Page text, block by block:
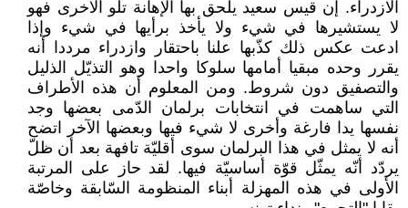
الازدراء. إن قيس سعيد يلحق بها الإهانة تلو الأخرى فهو
لا يستشيرها في شيء ولا يأخذ برأيها في شيء وإذا
ادعت عكس ذلك كذّبها علنا باحتقار وازدراء مرددا أنه
يقرر وحده مبقيا أمامها سلوكا واحدا وهو التذيّل الذليل
والتصفيق دون شروط. ومن المعلوم أن هذه الأطراف
التي ساهمت في انتخابات برلمان الدّمى بعضها وجد
نفسها يدا فارغة وأخرى لا شيء فيها وبعضها الآخر اتضح
أنه لا يمثل في هذا البرلمان سوى أقليّة تافهة بعد أن ظلّ
يردّد أنّه يمثّل قوّة أساسيّة فيها. لقد حاز على المرتبة
الأولى في هذه المهزلة أبناء المنظومة السّابقة وخاصّة